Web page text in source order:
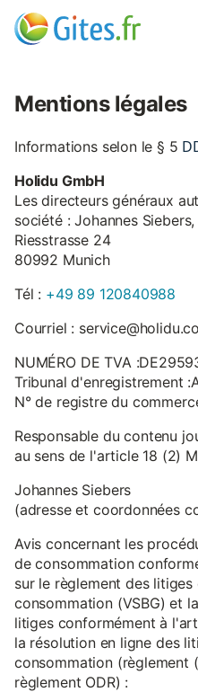
Mentions légales
Informations selon le § 5
Holidu GmbH
Les directeurs généraux
société : Johannes
Riesstrasse 24
80992 Munich
Tél : +49 89 120840988
Courriel :
NUMÉRO DE TVA
Tribunal d'enregistrement
N° de registre du
Responsable du contenu
au sens de l'article 18 (2)
Johannes Siebers
(adresse et coordonnées
Avis concernant les
de consommation
sur le règlement des litiges
consommation (VSBG) et
litiges conformément à
la résolution en ligne des
consommation (règlement
règlement ODR) :